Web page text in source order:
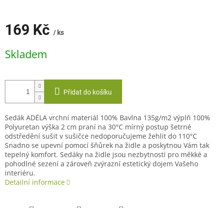
169 Kč / ks
cena:
Skladem
Přidat do košíku
Sedák ADÉLA vrchní materiál 100% Bavlna 135g/m2 výplň 100%
Polyuretan výška 2 cm praní na 30°C mírný postup šetrné
odstředění sušit v sušičce nedoporučujeme žehlit do 110°C
Snadno se upevní pomocí šňůrek na židle a poskytnou Vám tak
tepelný komfort. Sedáky na židle jsou nezbytností pro měkké a
pohodlné sezení a zároveň zvýrazní estetický dojem Vašeho
interiéru.
Detailní informace